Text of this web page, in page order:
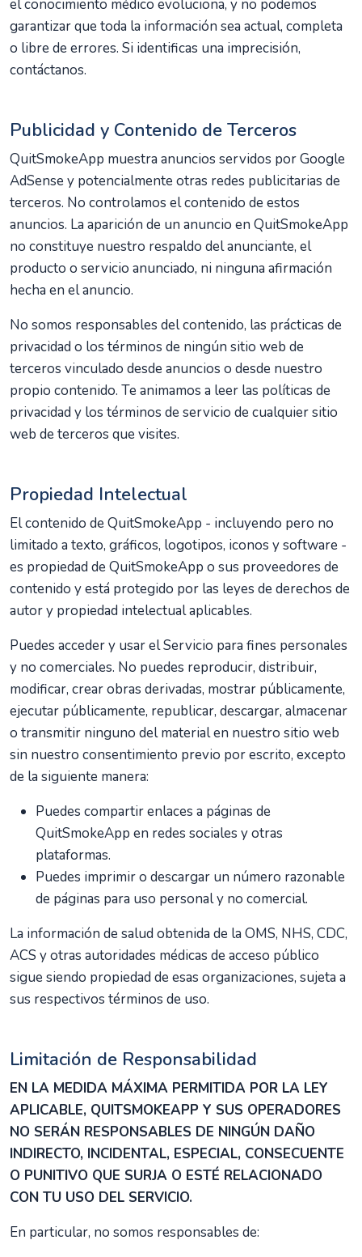
el conocimiento médico evoluciona, y no podemos
garantizar que toda la información sea actual, completa
o libre de errores. Si identificas una imprecisión,
contáctanos.
Publicidad y Contenido de Terceros
QuitSmokeApp muestra anuncios servidos por Google
AdSense y potencialmente otras redes publicitarias de
terceros. No controlamos el contenido de estos
anuncios. La aparición de un anuncio en QuitSmokeApp
no constituye nuestro respaldo del anunciante, el
producto o servicio anunciado, ni ninguna afirmación
hecha en el anuncio.
No somos responsables del contenido, las prácticas de
privacidad o los términos de ningún sitio web de
terceros vinculado desde anuncios o desde nuestro
propio contenido. Te animamos a leer las políticas de
privacidad y los términos de servicio de cualquier sitio
web de terceros que visites.
Propiedad Intelectual
El contenido de QuitSmokeApp - incluyendo pero no
limitado a texto, gráficos, logotipos, iconos y software -
es propiedad de QuitSmokeApp o sus proveedores de
contenido y está protegido por las leyes de derechos de
autor y propiedad intelectual aplicables.
Puedes acceder y usar el Servicio para fines personales
y no comerciales. No puedes reproducir, distribuir,
modificar, crear obras derivadas, mostrar públicamente,
ejecutar públicamente, republicar, descargar, almacenar
o transmitir ninguno del material en nuestro sitio web
sin nuestro consentimiento previo por escrito, excepto
de la siguiente manera:
Puedes compartir enlaces a páginas de
QuitSmokeApp en redes sociales y otras
plataformas.
Puedes imprimir o descargar un número razonable
de páginas para uso personal y no comercial.
La información de salud obtenida de la OMS, NHS, CDC,
ACS y otras autoridades médicas de acceso público
sigue siendo propiedad de esas organizaciones, sujeta a
sus respectivos términos de uso.
Limitación de Responsabilidad
EN LA MEDIDA MÁXIMA PERMITIDA POR LA LEY
APLICABLE, QUITSMOKEAPP Y SUS OPERADORES
NO SERÁN RESPONSABLES DE NINGÚN DAÑO
INDIRECTO, INCIDENTAL, ESPECIAL, CONSECUENTE
O PUNITIVO QUE SURJA O ESTÉ RELACIONADO
CON TU USO DEL SERVICIO.
En particular, no somos responsables de: